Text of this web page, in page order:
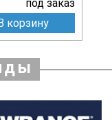
под заказ
корзину